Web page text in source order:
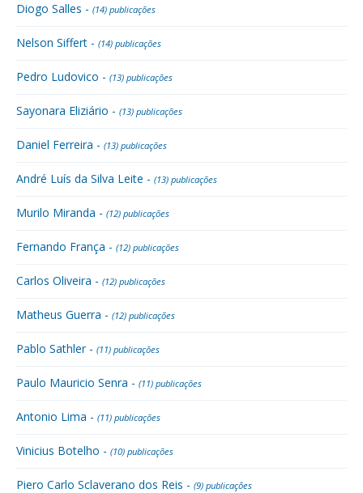
Diogo Salles - (14) publicações
Nelson Siffert - (14) publicações
Pedro Ludovico - (13) publicações
Sayonara Eliziário - (13) publicações
Daniel Ferreira - (13) publicações
André Luís da Silva Leite - (13) publicações
Murilo Miranda - (12) publicações
Fernando França - (12) publicações
Carlos Oliveira - (12) publicações
Matheus Guerra - (12) publicações
Pablo Sathler - (11) publicações
Paulo Mauricio Senra - (11) publicações
Antonio Lima - (11) publicações
Vinicius Botelho - (10) publicações
Piero Carlo Sclaverano dos Reis - (9) publicações